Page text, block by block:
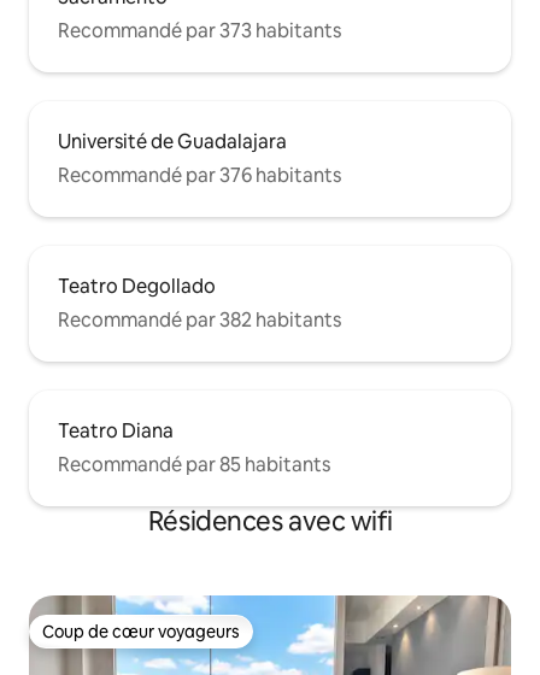
beaucoup. La nuit, depuis la terrasse,
vous pouvez voir au loin le décollage des
avions et c'est un spectacle que vous
Juarez (que de la terrasse et en
tournant à gauche vous verrez à 2 pâtés
de maisons), vous pourrez profiter de
délicieux petits déjeuners dans de
plantes, vous vivrez des moments très
agréables et calmes.
Recommandé par 373 habitants
Université de Guadalajara
Recommandé par 376 habitants
Teatro Degollado
Recommandé par 382 habitants
Teatro Diana
Recommandé par 85 habitants
Résidences avec wifi
Coup de cœur voyageurs
Coup de cœur voyageurs